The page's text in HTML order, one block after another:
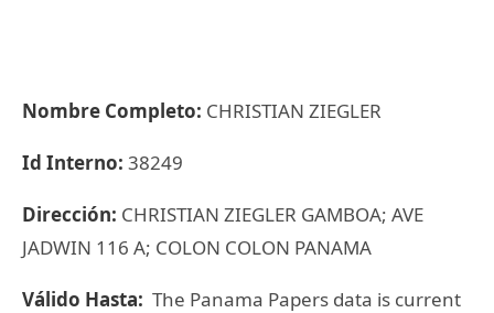
Nombre Completo: CHRISTIAN ZIEGLER
Id Interno: 38249
Dirección: CHRISTIAN ZIEGLER GAMBOA; AVE
JADWIN 116 A; COLON COLON PANAMA
Válido Hasta: The Panama Papers data is current